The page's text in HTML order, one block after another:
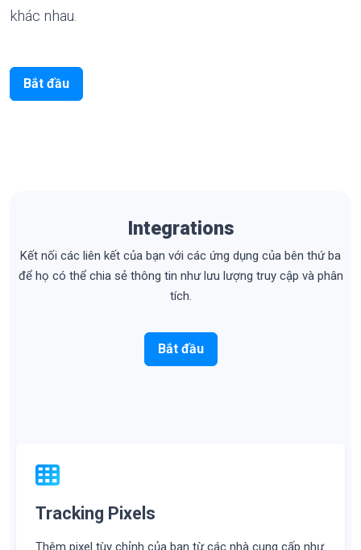
khác nhau.
Bắt đầu
Integrations
Kết nối các liên kết của bạn với các ứng dụng của bên thứ ba
để họ có thể chia sẻ thông tin như lưu lượng truy cập và phân
tích.
Bắt đầu
Tracking Pixels
Thêm pixel tùy chỉnh của bạn từ các nhà cung cấp như